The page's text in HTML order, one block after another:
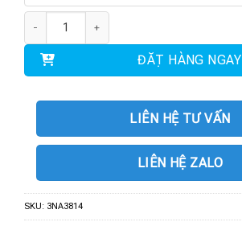
ĐẶT HÀNG NGAY
LIÊN HỆ TƯ VẤN
LIÊN HỆ ZALO
SKU: 3NA3814